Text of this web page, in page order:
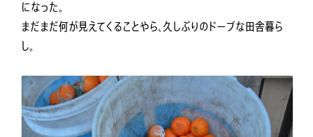
になった。
まだまだ何が見えてくることやら、久しぶりのドープな田舎暮ら
し。